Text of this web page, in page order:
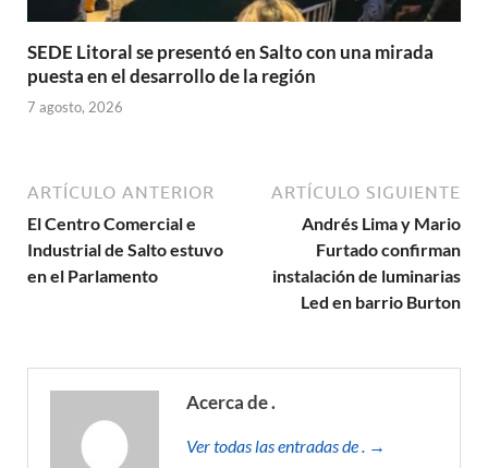
SEDE Litoral se presentó en Salto con una mirada
puesta en el desarrollo de la región
7 agosto, 2026
ARTÍCULO ANTERIOR
El Centro Comercial e
Industrial de Salto estuvo
en el Parlamento
ARTÍCULO SIGUIENTE
Andrés Lima y Mario
Furtado confirman
instalación de luminarias
Led en barrio Burton
Acerca de .
Ver todas las entradas de . →